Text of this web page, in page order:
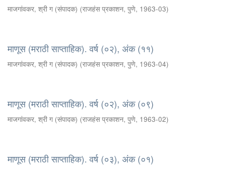
माजगांवकर, श्री ग (संपादक) (राजहंस प्रकाशन, पुणे, 1963-03)
माणूस (मराठी साप्ताहिक). वर्ष (०२), अंक (११)
माजगांवकर, श्री ग (संपादक) (राजहंस प्रकाशन, पुणे, 1963-04)
माणूस (मराठी साप्ताहिक). वर्ष (०२), अंक (०९)
माजगांवकर, श्री ग (संपादक) (राजहंस प्रकाशन, पुणे, 1963-02)
माणूस (मराठी साप्ताहिक). वर्ष (०३), अंक (०१)